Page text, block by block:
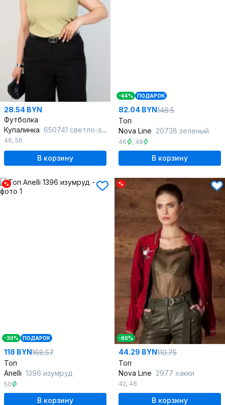
28.54 BYN
Футболка
Купалинка 650741 светло-зеленый
46, 56
В корзину
-44% ПОДАРОК
82.04 BYN146.5
Топ
Nova Line 20738 зеленый
46 , 48
В корзину
%
-30% ПОДАРОК
118 BYN168.57
Топ
Anelli 1396 изумруд
50
В корзину
%
-60%
44.29 BYN110.75
Топ
Nova Line 2977 хакки
42, 48
В корзину